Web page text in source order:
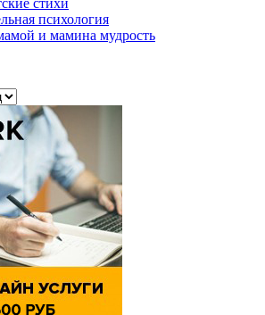
стихи
психология
и мамина мудрость